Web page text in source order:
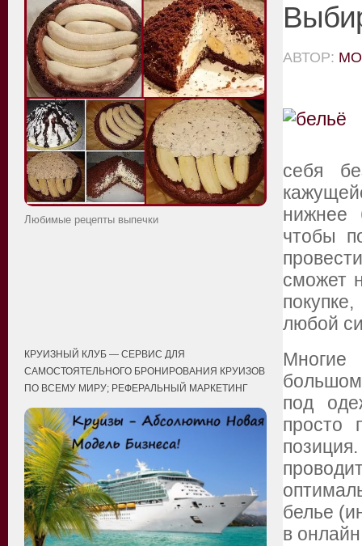
АВТОР:
себя
нижнее
чтобы
сможет
любой
под
просто
белье
в
Любимые рецепты выпечки
КРУИЗНЫЙ КЛУБ — СЕРВИС ДЛЯ
САМОСТОЯТЕЛЬНОГО БРОНИРОВАНИЯ КРУИЗОВ
ПО ВСЕМУ МИРУ; РЕФЕРАЛЬНЫЙ МАРКЕТИНГ